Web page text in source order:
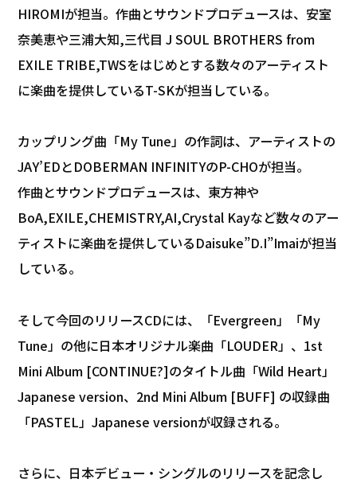
HIROMIが担当。作曲とサウンドプロデュースは、安室
奈美恵や三浦大知,三代目 J SOUL BROTHERS from
EXILE TRIBE,TWSをはじめとする数々のアーティスト
に楽曲を提供しているT-SKが担当している。
カップリング曲「My Tune」の作詞は、アーティストの
JAY’EDとDOBERMAN INFINITYのP-CHOが担当。
作曲とサウンドプロデュースは、東方神や
BoA,EXILE,CHEMISTRY,AI,Crystal Kayなど数々のアー
ティストに楽曲を提供しているDaisuke”D.I”Imaiが担当
している。
そして今回のリリースCDには、「Evergreen」「My
Tune」の他に日本オリジナル楽曲「LOUDER」、1st
Mini Album [CONTINUE?]のタイトル曲「Wild Heart」
Japanese version、2nd Mini Album [BUFF] の収録曲
「PASTEL」Japanese versionが収録される。
さらに、日本デビュー・シングルのリリースを記念し